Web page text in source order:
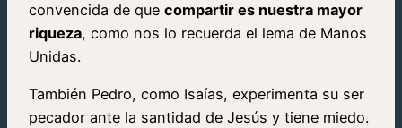
convencida de que compartir es nuestra mayor
riqueza, como nos lo recuerda el lema de Manos
Unidas.
También Pedro, como Isaías, experimenta su ser
pecador ante la santidad de Jesús y tiene miedo.